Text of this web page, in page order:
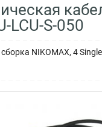
LCU-S-050
NIKOMAX, 4